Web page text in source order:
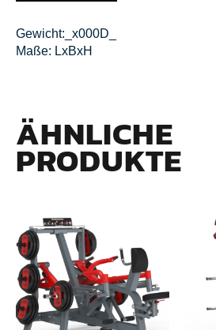
Gewicht:_x000D_
Maße: LxBxH
ÄHNLICHE
PRODUKTE